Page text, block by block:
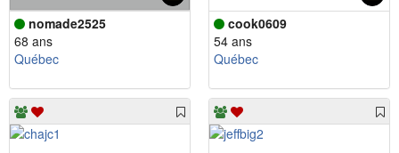
nomade2525
68 ans
Québec
cook0609
54 ans
Québec